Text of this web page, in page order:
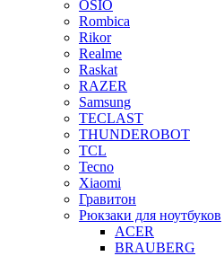
OSIO
Rombica
Rikor
Realme
Raskat
RAZER
Samsung
TECLAST
THUNDEROBOT
TCL
Tecno
Xiaomi
Гравитон
Рюкзаки для ноутбуков
ACER
BRAUBERG